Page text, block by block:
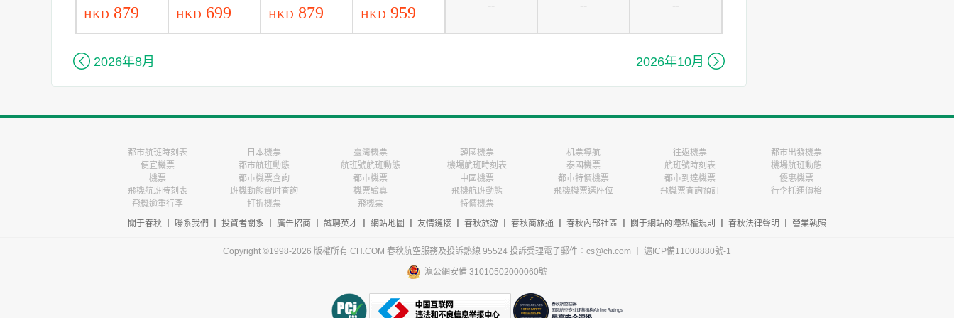
HKD 879 HKD 699 HKD 879 HKD 959 -- -- --
 2026年8月 2026年10月 
都市航班時刻表 日本機票 臺灣機票 韓國機票 机票導航 往返機票
都市出發機票
便宜機票
都市航班動態 航班號航班動態 機場航班時刻表 泰國機票 航班號時刻表
機場航班動態
機票
都市機票查詢 都市機票 中國機票 都市特價機票 都市到達機票
優惠機票
飛機航班時刻表
班機動態實时査詢 機票驗真 飛機航班動態 飛機機票選座位 飛機票査詢預訂
行李托運價格
飛機逾重行李
打折機票 飛機票
特價機票
關于春秋
聯系我們 投資者關系 廣告招商 誠聘英才 網站地圖 友情鏈接 春秋旅游 春秋商旅通 春秋內部社區 關于網站的隱私權規則 春秋法律聲明 營業執照
Copyright ©1998-2026 版權所有 CH.COM 春秋航空服務及投訴熱線 95524 投訴受理電子郵件：cs@ch.com 滬ICP備11008880號-1
滬公網安備 31010502000060號